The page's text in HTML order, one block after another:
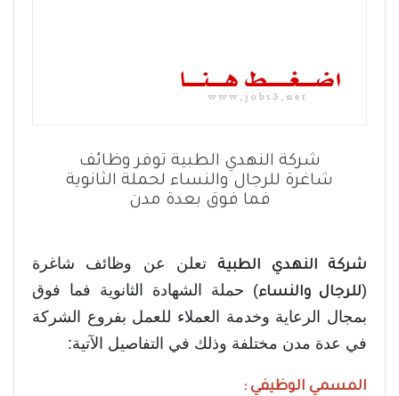
شركة النهدي الطبية توفر وظائف
شاغرة للرجال والنساء لحملة الثانوية
فما فوق بعدة مدن
شركة النهدي الطبيةتعلن عن وظائف شاغرة
(للرجال والنساء) حملة الشهادة الثانوية فما فوق
بمجال الرعاية وخدمة العملاء للعمل بفروع الشركة
في عدة مدن مختلفة وذلك في التفاصيل الآتية:
المسمي الوظيفي :